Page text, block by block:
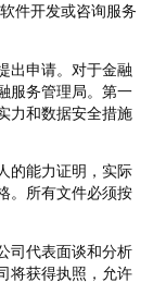
件开发或咨询服务
出申请。对于金融
服务管理局。第一
力和数据安全措施
的能力证明，实际
。所有文件必须按
司代表面谈和分析
将获得执照，允许